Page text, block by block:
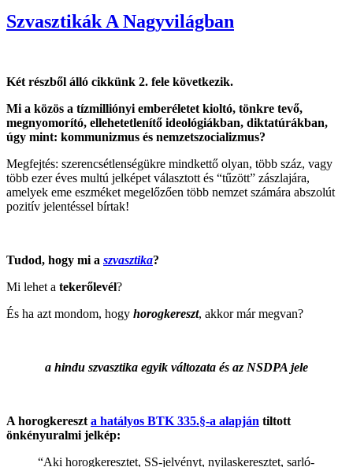
Zongora
Csernobilból”
Szvasztikák A Nagyvilágban
Két részből álló cikkünk 2. fele következik.
Mi a közös a tízmilliónyi emberéletet kioltó, tönkre tevő,
megnyomorító, ellehetetlenítő ideológiákban, diktatúrákban,
úgy mint: kommunizmus és nemzetszocializmus?
Megfejtés: szerencsétlenségükre mindkettő olyan, több száz, vagy
több ezer éves multú jelképet választott és “tűzött” zászlajára,
amelyek eme eszméket megelőzően több nemzet számára abszolút
pozitív jelentéssel bírtak!
Tudod, hogy mi a szvasztika?
Mi lehet a tekerőlevél?
És ha azt mondom, hogy horogkereszt, akkor már megvan?
a hindu szvasztika egyik változata és az NSDPA jele
A horogkereszt a hatályos BTK 335.§-a alapján tiltott
önkényuralmi jelkép:
“Aki horogkeresztet, SS-jelvényt, nyilaskeresztet, sarló-